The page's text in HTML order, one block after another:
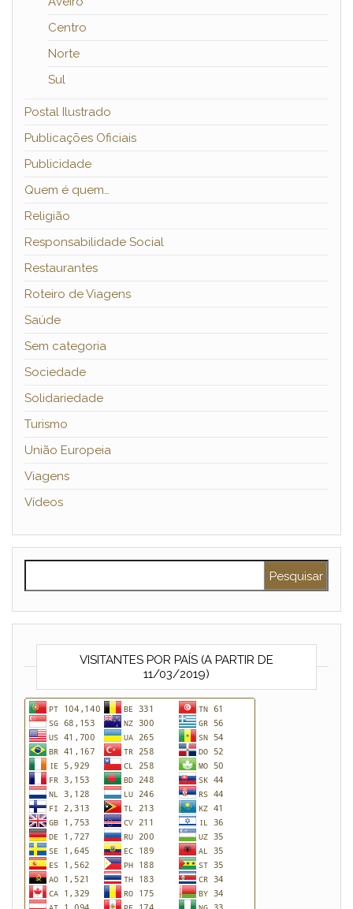
Centro
Norte
Sul
Postal Ilustrado
Publicações Oficiais
Publicidade
Quem é quem…
Religião
Responsabilidade Social
Restaurantes
Roteiro de Viagens
Saúde
Sem categoria
Sociedade
Solidariedade
Turismo
União Europeia
Viagens
Vídeos
VISITANTES POR PAÍS (A PARTIR DE
11/03/2019)